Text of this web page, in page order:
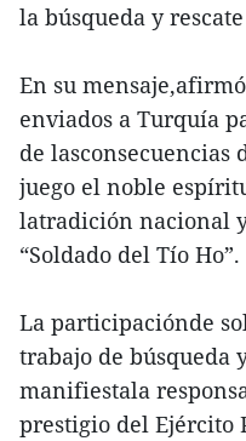
la búsqueda y
En su
enviados a Turquía
de lasconsecuencias
juego el noble
latradición nacional
“Soldado del Tío Ho”.
La participaciónde
trabajo de búsqueda
manifiestala
prestigio del Ejército